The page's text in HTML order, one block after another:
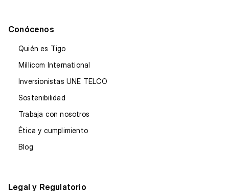
Conócenos
Quién es Tigo
Millicom International
Inversionistas UNE TELCO
Sostenibilidad
Trabaja con nosotros
Ética y cumplimiento
Blog
Legal y Regulatorio